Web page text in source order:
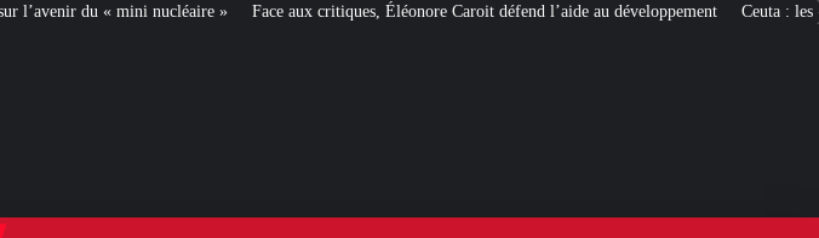
» Face aux critiques, Éléonore Caroit défend l’aide au développement Ceuta : les« ingérences étrangères »